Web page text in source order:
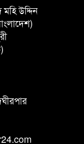
মহি উদ্দিন